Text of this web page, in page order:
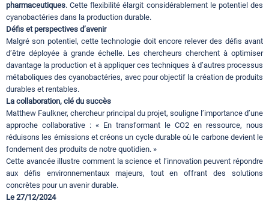
pharmaceutiques. Cette flexibilité élargit considérablement le potentiel des
cyanobactéries dans la production durable.
Défis et perspectives d’avenir
Malgré son potentiel, cette technologie doit encore relever des défis avant
d’être déployée à grande échelle. Les chercheurs cherchent à optimiser
davantage la production et à appliquer ces techniques à d’autres processus
métaboliques des cyanobactéries, avec pour objectif la création de produits
durables et rentables.
La collaboration, clé du succès
Matthew Faulkner, chercheur principal du projet, souligne l’importance d’une
approche collaborative : « En transformant le CO2 en ressource, nous
réduisons les émissions et créons un cycle durable où le carbone devient le
fondement des produits de notre quotidien. »
Cette avancée illustre comment la science et l’innovation peuvent répondre
aux défis environnementaux majeurs, tout en offrant des solutions
concrètes pour un avenir durable.
Le 27/12/2024